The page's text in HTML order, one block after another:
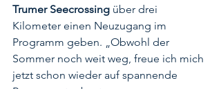
Trumer Seecrossing über drei
Kilometer einen Neuzugang im
Programm geben. „Obwohl der
Sommer noch weit weg, freue ich mich
jetzt schon wieder auf spannende